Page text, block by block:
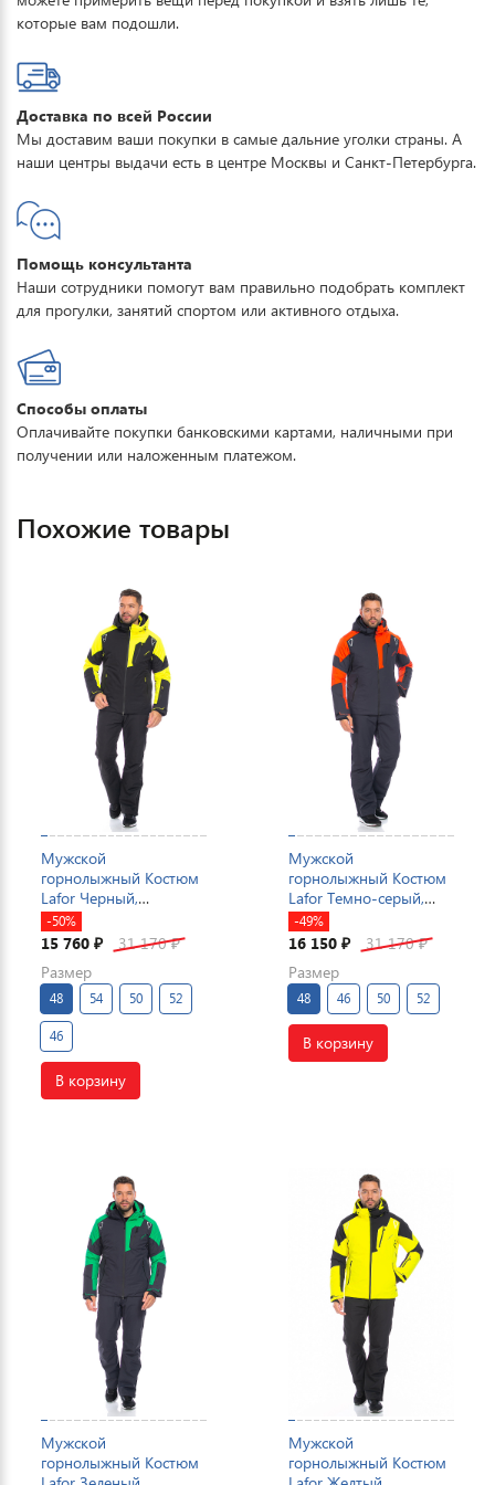
которые вам подошли.
Доставка по всей России
Мы доставим ваши покупки в самые дальние уголки страны. А
наши центры выдачи есть в центре Москвы и Санкт-Петербурга.
Помощь консультанта
Наши сотрудники помогут вам правильно подобрать комплект
для прогулки, занятий спортом или активного отдыха.
Способы оплаты
Оплачивайте покупки банковскими картами, наличными при
получении или наложенным платежом.
Похожие товары
Мужской
горнолыжный Костюм
Lafor Черный,
767053K1
-50%
15 760 ₽ 31 170₽
Размер
48 54 50 52
46
В корзину
Мужской
горнолыжный Костюм
Lafor Темно-серый,
767053K1
-49%
16 150 ₽ 31 170₽
Размер
48 46 50 52
В корзину
Мужской
горнолыжный Костюм
Мужской
горнолыжный Костюм